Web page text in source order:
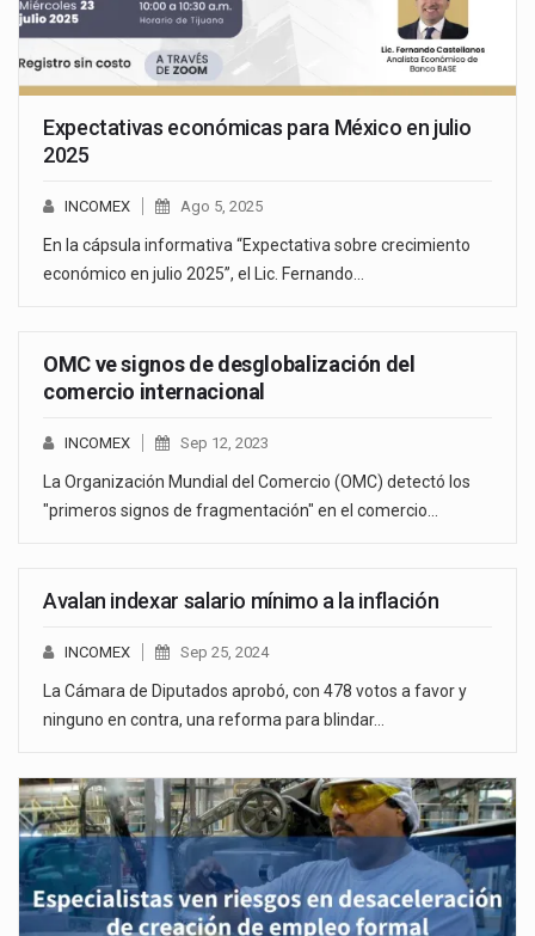
Expectativas económicas para México en julio
2025
INCOMEX Ago 5, 2025
En la cápsula informativa “Expectativa sobre crecimiento
económico en julio 2025”, el Lic. Fernando…
OMC ve signos de desglobalización del
comercio internacional
INCOMEX Sep 12, 2023
La Organización Mundial del Comercio (OMC) detectó los
"primeros signos de fragmentación" en el comercio…
Avalan indexar salario mínimo a la inflación
INCOMEX Sep 25, 2024
La Cámara de Diputados aprobó, con 478 votos a favor y
ninguno en contra, una reforma para blindar…